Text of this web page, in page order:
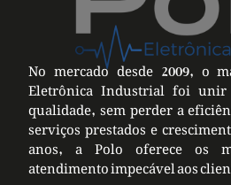
No mercado desde 2009, o
Eletrônica Industrial foi
qualidade, sem perder a
serviços prestados e
anos, a Polo oferece os
atendimento impecável aos